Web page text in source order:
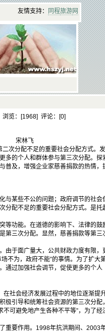
友情支持： 同程旅游网
浏览：[1968] 评论：[0]
宋林飞
次分配不足的重要社会分配方式。
多的个人和群体参与第三次分配。
普及，增强企业家慈善捐款的热情
某些不公的问题；政府调节的社会
分配不足的重要社会分配方式。是
功能。在道德的影响下、法律的鼓
第三次分配。显然，慈善捐款等第
于面广量大，公共财政力度有限，
不为，政府不能”的事情。为了扩
通过加强社会调节，促使更多的个
社会经济发展过程中的地位逐渐提
极引导和统筹社会资源的第三次分
可避免地产生各种不平等”，为了
要作用。1998年抗洪期间、2003